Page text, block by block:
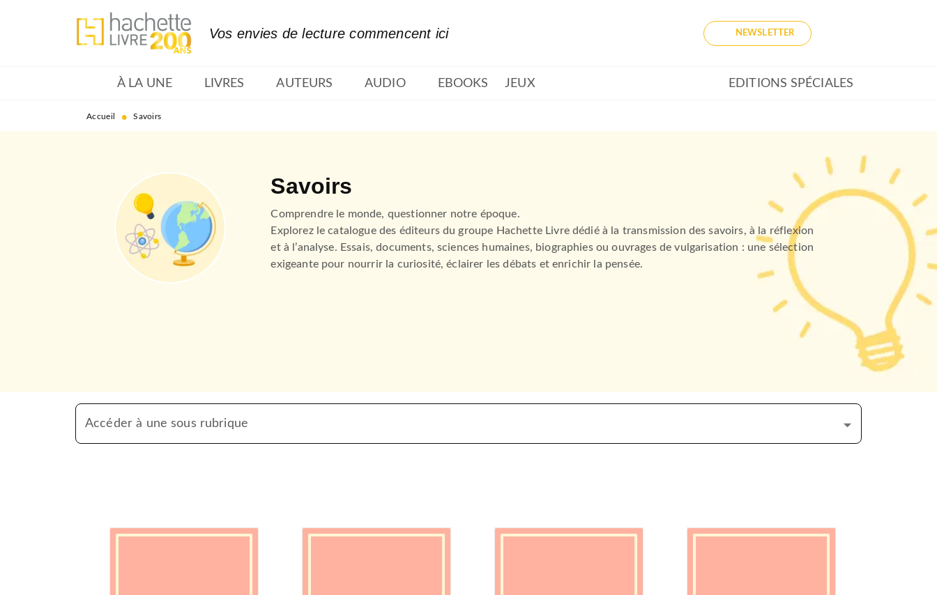
MENU RECHERCHE
Vos envies de lecture commencent ici NEWSLETTER
À LA UNE LIVRES AUTEURS AUDIO EBOOKS JEUX EDITIONS SPÉCIALES
Accueil • Savoirs
Savoirs
Comprendre le monde, questionner notre époque.
Explorez le catalogue des éditeurs du groupe Hachette Livre dédié à la transmission des savoirs, à la réflexion
et à l’analyse. Essais, documents, sciences humaines, biographies ou ouvrages de vulgarisation : une sélection
exigeante pour nourrir la curiosité, éclairer les débats et enrichir la pensée.
Accéder à une sous rubrique